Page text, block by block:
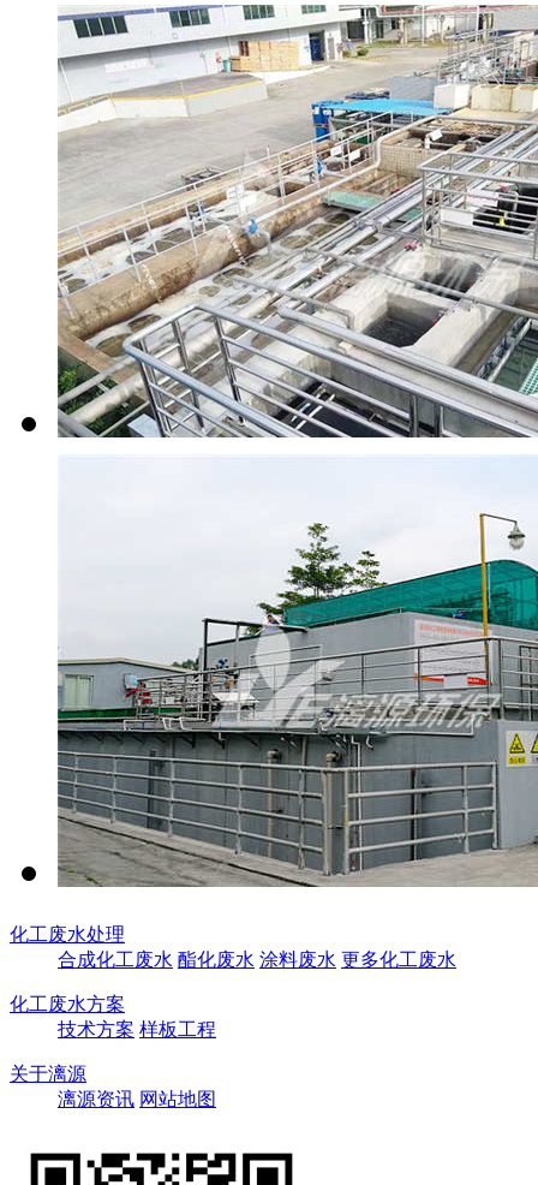
化工废水处理
合成化工废水 酯化废水 涂料废水 更多化工废水
化工废水方案
技术方案 样板工程
关于漓源
漓源资讯 网站地图